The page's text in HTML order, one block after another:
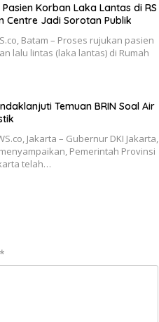
Korban Laka Lantas di RS
Centre Jadi Sorotan Publik
Batam – Proses rujukan pasien
lalu lintas (laka lantas) di Rumah
Temuan BRIN Soal Air
Jakarta – Gubernur DKI Jakarta,
Pemerintah Provinsi
telah…
*